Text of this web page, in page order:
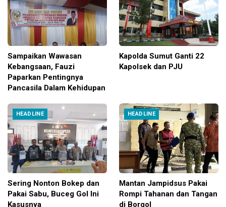
Sampaikan Wawasan
Kebangsaan, Fauzi
Paparkan Pentingnya
Pancasila Dalam Kehidupan
Kapolda Sumut Ganti 22
Kapolsek dan PJU
HEADLINE
Sering Nonton Bokep dan
Pakai Sabu, Buceg Gol Ini
Kasusnya
HEADLINE
Mantan Jampidsus Pakai
Rompi Tahanan dan Tangan
di Borgol